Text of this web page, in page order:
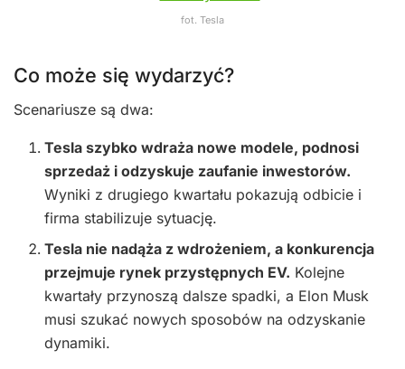
fot. Tesla
Co może się wydarzyć?
Scenariusze są dwa:
Tesla szybko wdraża nowe modele, podnosi
sprzedaż i odzyskuje zaufanie inwestorów.
Wyniki z drugiego kwartału pokazują odbicie i
firma stabilizuje sytuację.
Tesla nie nadąża z wdrożeniem, a konkurencja
przejmuje rynek przystępnych EV. Kolejne
kwartały przynoszą dalsze spadki, a Elon Musk
musi szukać nowych sposobów na odzyskanie
dynamiki.